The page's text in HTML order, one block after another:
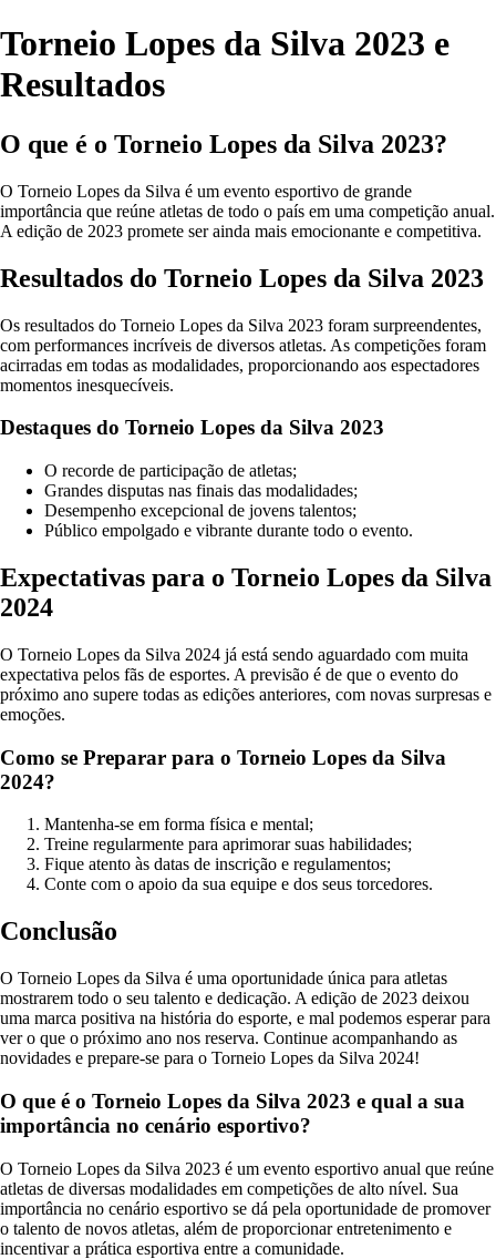
Torneio Lopes da Silva 2023 e
Resultados
O que é o Torneio Lopes da Silva 2023?
O Torneio Lopes da Silva é um evento esportivo de grande
importância que reúne atletas de todo o país em uma competição anual.
A edição de 2023 promete ser ainda mais emocionante e competitiva.
Resultados do Torneio Lopes da Silva 2023
Os resultados do Torneio Lopes da Silva 2023 foram surpreendentes,
com performances incríveis de diversos atletas. As competições foram
acirradas em todas as modalidades, proporcionando aos espectadores
momentos inesquecíveis.
Destaques do Torneio Lopes da Silva 2023
O recorde de participação de atletas;
Grandes disputas nas finais das modalidades;
Desempenho excepcional de jovens talentos;
Público empolgado e vibrante durante todo o evento.
Expectativas para o Torneio Lopes da Silva
2024
O Torneio Lopes da Silva 2024 já está sendo aguardado com muita
expectativa pelos fãs de esportes. A previsão é de que o evento do
próximo ano supere todas as edições anteriores, com novas surpresas e
emoções.
Como se Preparar para o Torneio Lopes da Silva
2024?
Mantenha-se em forma física e mental;
Treine regularmente para aprimorar suas habilidades;
Fique atento às datas de inscrição e regulamentos;
Conte com o apoio da sua equipe e dos seus torcedores.
Conclusão
O Torneio Lopes da Silva é uma oportunidade única para atletas
mostrarem todo o seu talento e dedicação. A edição de 2023 deixou
uma marca positiva na história do esporte, e mal podemos esperar para
ver o que o próximo ano nos reserva. Continue acompanhando as
novidades e prepare-se para o Torneio Lopes da Silva 2024!
O que é o Torneio Lopes da Silva 2023 e qual a sua
importância no cenário esportivo?
O Torneio Lopes da Silva 2023 é um evento esportivo anual que reúne
atletas de diversas modalidades em competições de alto nível. Sua
importância no cenário esportivo se dá pela oportunidade de promover
o talento de novos atletas, além de proporcionar entretenimento e
incentivar a prática esportiva entre a comunidade.